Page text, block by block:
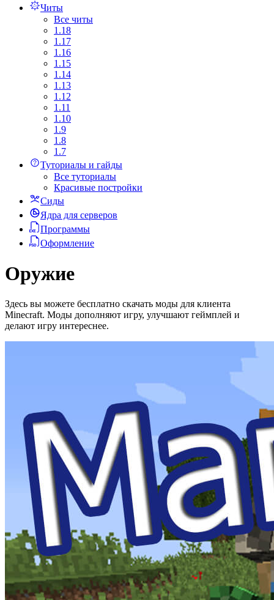
Читы
Все читы
1.18
1.17
1.16
1.15
1.14
1.13
1.12
1.11
1.10
1.9
1.8
1.7
Туториалы и гайды
Все туториалы
Красивые постройки
Сиды
Ядра для серверов
Программы
Оформление
Оружие
Здесь вы можете бесплатно скачать моды для клиента
Minecraft. Моды дополняют игру, улучшают геймплей и
делают игру интереснее.